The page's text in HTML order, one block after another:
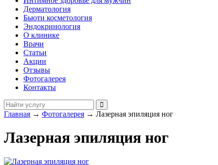
Дерматология
Бьюти косметология
Эндокринология
О клинике
Врачи
Статьи
Акции
Отзывы
Фотогалерея
Контакты
Главная → Фотогалерея → Лазерная эпиляция ног
Лазерная эпиляция ног